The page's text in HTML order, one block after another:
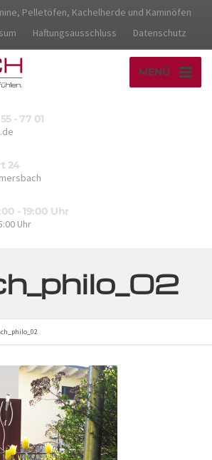
Pelletöfen, Kachelherde und Kaminöfen
Haftungsausschluss Datenschutz
MENÜ
- 77 01
24
- 19:00 Uhr
Uhr